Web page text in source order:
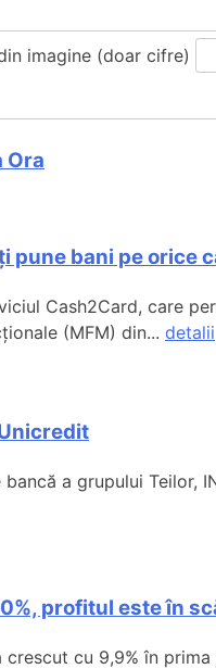
imagine (doar cifre)
Ora
pune bani pe orice
Cash2Card, care
(MFM) din... detalii
a grupului Teilor,
profitul este în
cu 9,9% în